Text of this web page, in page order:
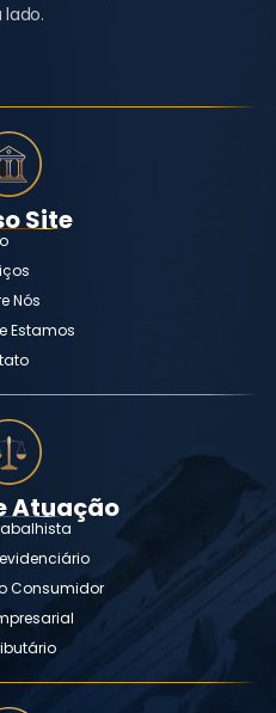
lado.
Site
Nós
Estamos
Atuação
Consumidor